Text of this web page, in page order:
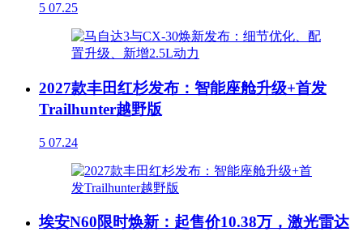
5 07.25
2027款丰田红杉发布：智能座舱升级+首发
Trailhunter越野版
5 07.24
埃安N60限时焕新：起售价10.38万，激光雷达